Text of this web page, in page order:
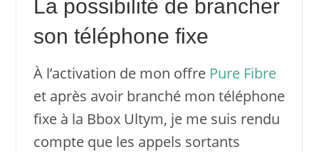
La possibilité de brancher
son téléphone fixe
À l’activation de mon offre Pure Fibre
et après avoir branché mon téléphone
fixe à la Bbox Ultym, je me suis rendu
compte que les appels sortants